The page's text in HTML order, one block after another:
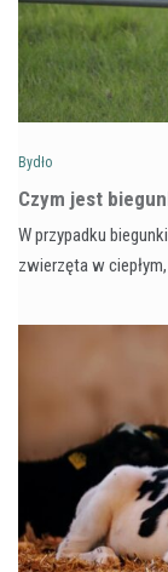
Bydło
Czym jest
W przypadku
zwierzęta w